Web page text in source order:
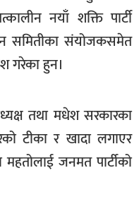
नयाँ शक्ति पार्टी
समितीका संयोजकसमेत
गरेका हुन।
तथा मधेश सरकारका
टीका र खादा लगाएर
महतोलाई जनमत पार्टीको